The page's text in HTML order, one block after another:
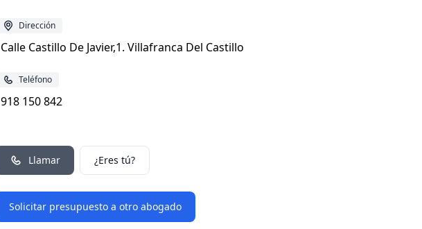
Dirección
Calle Castillo De Javier,1. Villafranca Del Castillo
Teléfono
918 150 842
Llamar ¿Eres tú?
Solicitar presupuesto a otro abogado